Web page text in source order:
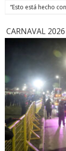
“Esto está hecho
CARNAVAL 2026